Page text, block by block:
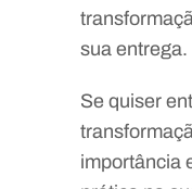
sua entrega.
Se quiser
importância